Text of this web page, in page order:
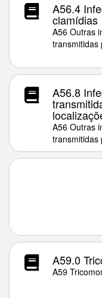
A56.4
clamídias
A56 Outras
transmitidas
A56.8
A56 Outras
transmitidas
A59.0
A59